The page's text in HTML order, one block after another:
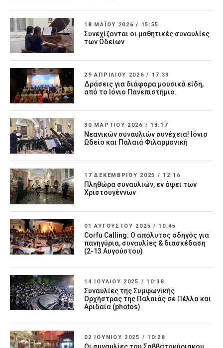
18 ΜΑΪ́ΟΥ 2026/ 15:55
Συνεχίζονται οι μαθητικές συναυλίες
των Ωδείων
29 ΑΠΡΙΛΊΟΥ 2026/ 17:33
Δράσεις για διάφορα μουσικά είδη,
από το Ιόνιο Πανεπιστήμιο.
30 ΜΑΡΤΊΟΥ 2026 / 13:17
Νεανικών συναυλιών συνέχεια! Ιόνιο
Ωδείο και Παλαιά Φιλαρμονική
17 ΔΕΚΕΜΒΡΊΟΥ 2025 / 12:16
Πληθώρα συναυλιών, εν όψει των
Χριστουγέννων
01 ΑΥΓΟΎΣΤΟΥ 2025 / 10:45
Corfu Calling: Ο απόλυτος οδηγός για
πανηγύρια, συναυλίες & διασκέδαση
(2-13 Αυγούστου)
14 ΙΟΥΛΊΟΥ 2025 / 10:38
Συναυλίες της Συμφωνικής
Ορχήστρας της Παλαιάς σε Πέλλα και
Αριδαία (photos)
02 ΙΟΥΝΊΟΥ 2025 / 10:28
Οι συναυλίες του Σαββατοκύριακου